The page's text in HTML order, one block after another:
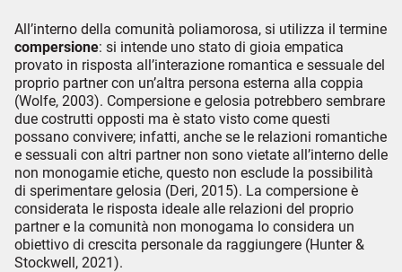
All’interno della comunità poliamorosa, si utilizza il termine
compersione: si intende uno stato di gioia empatica
provato in risposta all’interazione romantica e sessuale del
proprio partner con un’altra persona esterna alla coppia
(Wolfe, 2003). Compersione e gelosia potrebbero sembrare
due costrutti opposti ma è stato visto come questi
possano convivere; infatti, anche se le relazioni romantiche
e sessuali con altri partner non sono vietate all’interno delle
non monogamie etiche, questo non esclude la possibilità
di sperimentare gelosia (Deri, 2015). La compersione è
considerata le risposta ideale alle relazioni del proprio
partner e la comunità non monogama lo considera un
obiettivo di crescita personale da raggiungere (Hunter &
Stockwell, 2021).